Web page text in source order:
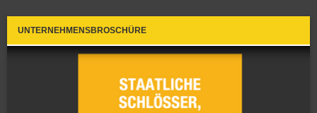
UNTERNEHMENSBROSCHÜRE